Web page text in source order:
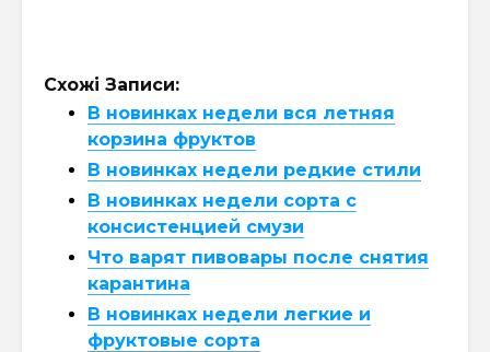
Схожі Записи:
В новинках недели вся летняя
корзина фруктов
В новинках недели редкие стили
В новинках недели сорта с
консистенцией смузи
Что варят пивовары после снятия
карантина
В новинках недели легкие и
фруктовые сорта